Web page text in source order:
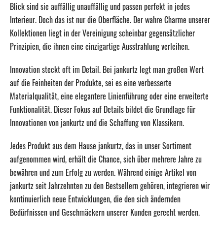
Blick sind sie auffällig unauffällig und passen perfekt in jedes
Interieur. Doch das ist nur die Oberfläche. Der wahre Charme unserer
Kollektionen liegt in der Vereinigung scheinbar gegensätzlicher
Prinzipien, die ihnen eine einzigartige Ausstrahlung verleihen.
Innovation steckt oft im Detail. Bei jankurtz legt man großen Wert
auf die Feinheiten der Produkte, sei es eine verbesserte
Materialqualität, eine elegantere Linienführung oder eine erweiterte
Funktionalität. Dieser Fokus auf Details bildet die Grundlage für
Innovationen von jankurtz und die Schaffung von Klassikern.
Jedes Produkt aus dem Hause jankurtz, das in unser Sortiment
aufgenommen wird, erhält die Chance, sich über mehrere Jahre zu
bewähren und zum Erfolg zu werden. Während einige Artikel von
jankurtz seit Jahrzehnten zu den Bestsellern gehören, integrieren wir
kontinuierlich neue Entwicklungen, die den sich ändernden
Bedürfnissen und Geschmäckern unserer Kunden gerecht werden.